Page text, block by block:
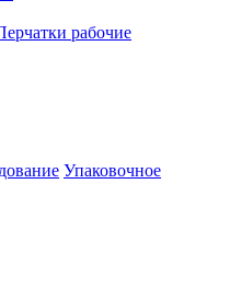
рабочие
Упаковочное